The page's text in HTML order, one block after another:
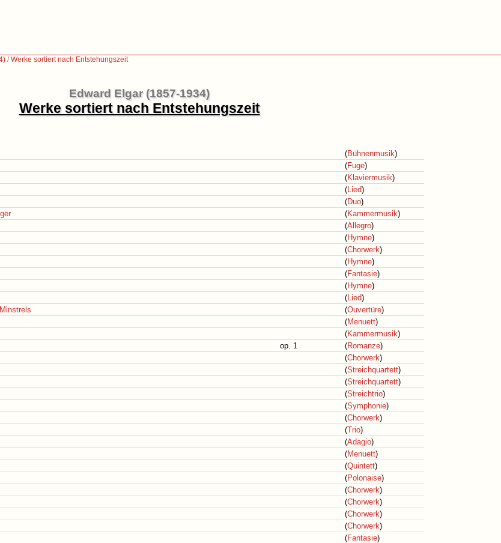
/Werke sortiert nach Entstehungszeit
Edward Elgar (1857-1934)
Werke sortiert nach Entstehungszeit
(Bühnenmusik)
(Fuge)
(Klaviermusik)
(Lied)
(Duo)
(Kammermusik)
(Allegro)
(Hymne)
(Chorwerk)
(Hymne)
(Fantasie)
(Hymne)
(Lied)
(Ouvertüre)
(Menuett)
(Kammermusik)
op. 1 (Romanze)
(Chorwerk)
(Streichquartett)
(Streichquartett)
(Streichtrio)
(Symphonie)
(Chorwerk)
(Trio)
(Adagio)
(Menuett)
(Quintett)
(Polonaise)
(Chorwerk)
(Chorwerk)
(Chorwerk)
(Chorwerk)
(Fantasie)